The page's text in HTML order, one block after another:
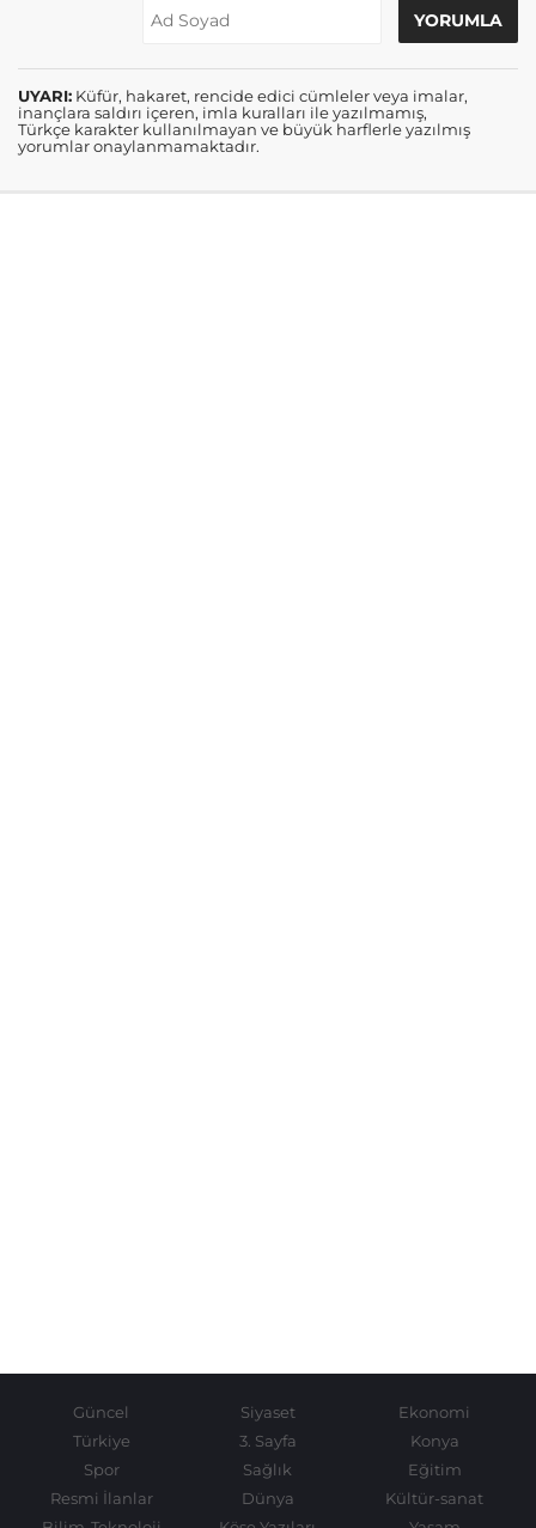
UYARI: Küfür, hakaret, rencide edici cümleler veya imalar,
inançlara saldırı içeren, imla kuralları ile yazılmamış,
Türkçe karakter kullanılmayan ve büyük harflerle yazılmış
yorumlar onaylanmamaktadır.
Güncel Siyaset
Ekonomi
Türkiye
3. Sayfa
Konya
Spor
Sağlık
Eğitim
Resmi İlanlar
Dünya
Kültür-sanat